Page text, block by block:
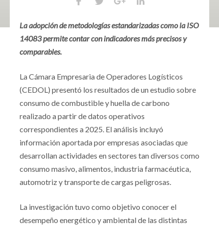
La adopción de metodologías estandarizadas como la ISO
14083 permite contar con indicadores más precisos y
comparables.
La Cámara Empresaria de Operadores Logísticos
(CEDOL) presentó los resultados de un estudio sobre
consumo de combustible y huella de carbono
realizado a partir de datos operativos
correspondientes a 2025. El análisis incluyó
información aportada por empresas asociadas que
desarrollan actividades en sectores tan diversos como
consumo masivo, alimentos, industria farmacéutica,
automotriz y transporte de cargas peligrosas.
La investigación tuvo como objetivo conocer el
desempeño energético y ambiental de las distintas